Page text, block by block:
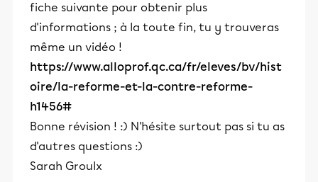
fiche suivante pour obtenir plus
d'informations ; à la toute fin, tu y trouveras
même un vidéo !
https://www.alloprof.qc.ca/fr/eleves/bv/hist
oire/la-reforme-et-la-contre-reforme-
h1456#
Bonne révision ! :) N'hésite surtout pas si tu as
d'autres questions :)
Sarah Groulx